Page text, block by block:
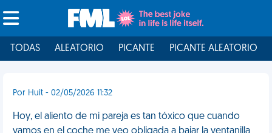
TODAS ALEATORIO PICANTE PICANTE ALEATORIO
Por Huit - 02/05/2026 11:32
Hoy, el aliento de mi pareja es tan tóxico que cuando